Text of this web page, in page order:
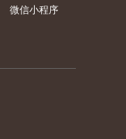
微信小程序